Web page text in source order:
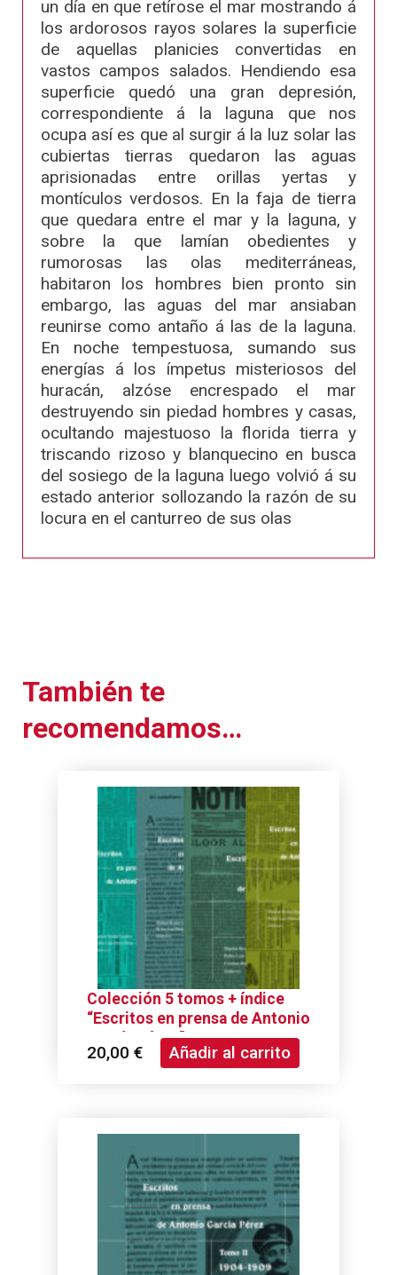
un día en que retírose el mar mostrando á
los ardorosos rayos solares la superficie
de aquellas planicies convertidas en
vastos campos salados. Hendiendo esa
superficie quedó una gran depresión,
correspondiente á la laguna que nos
ocupa así es que al surgir á la luz solar las
cubiertas tierras quedaron las aguas
aprisionadas entre orillas yertas y
montículos verdosos. En la faja de tierra
que quedara entre el mar y la laguna, y
sobre la que lamían obedientes y
rumorosas las olas mediterráneas,
habitaron los hombres bien pronto sin
embargo, las aguas del mar ansiaban
reunirse como antaño á las de la laguna.
En noche tempestuosa, sumando sus
energías á los ímpetus misteriosos del
huracán, alzóse encrespado el mar
destruyendo sin piedad hombres y casas,
ocultando majestuoso la florida tierra y
triscando rizoso y blanquecino en busca
del sosiego de la laguna luego volvió á su
estado anterior sollozando la razón de su
locura en el canturreo de sus olas
También te
recomendamos…
Colección 5 tomos + índice
“Escritos en prensa de Antonio
García Pérez”
20,00 € Añadir al carrito